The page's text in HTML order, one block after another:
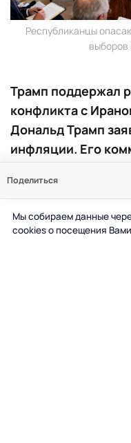
Поделиться
Республиканцы
Трамп поддержал
конфликта с
Дональд Трамп
инфляции. Его
потребительским
В Вашингтоне
Мы собираем данные
cookies о посещения